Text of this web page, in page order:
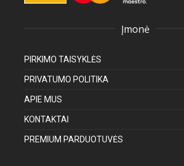
Įmonė
PIRKIMO TAISYKLĖS
PRIVATUMO POLITIKA
APIE MUS
KONTAKTAI
PREMIUM PARDUOTUVĖS